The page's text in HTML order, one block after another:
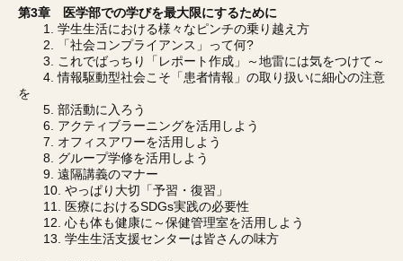
第3章 医学部での学びを最大限にするために
1. 学生生活における様々なピンチの乗り越え方
2. 「社会コンプライアンス」って何?
3. これでばっちり「レポート作成」～地雷には気をつけて～
4. 情報駆動型社会こそ「患者情報」の取り扱いに細心の注意
を
5. 部活動に入ろう
6. アクティブラーニングを活用しよう
7. オフィスアワーを活用しよう
8. グループ学修を活用しよう
9. 遠隔講義のマナー
10. やっぱり大切「予習・復習」
11. 医療におけるSDGs実践の必要性
12. 心も体も健康に～保健管理室を活用しよう
13. 学生生活支援センターは皆さんの味方